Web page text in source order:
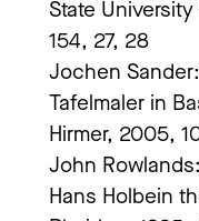
State University
154, 27, 28
Jochen
Tafelmaler in
Hirmer, 2005,
John
Hans Holbein